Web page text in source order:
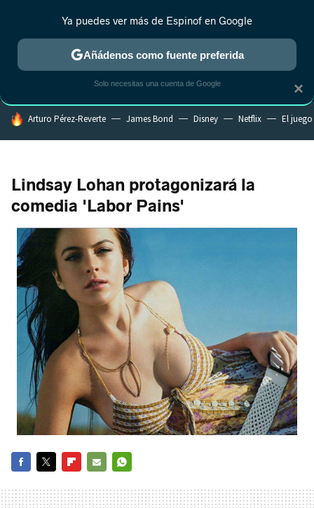
MENÚ NUEVO
ESTRENOS REALITY ANIME RANKINGS CINE
HOY SE HABLA DE
Arturo Pérez-Reverte James Bond Disney Netflix El
Lindsay Lohan protagonizará la
comedia 'Labor Pains'
MAIL
×
Ya puedes ver más de Espinof en Google
Añádenos como fuente preferida
Solo necesitas una cuenta de Google